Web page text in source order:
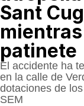
Sant
patinete
El accidente ha
en la calle de
dotaciones de
SEM